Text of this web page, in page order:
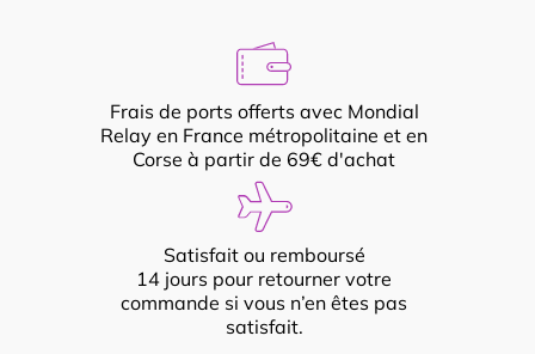
Frais de ports offerts avec Mondial
Relay en France métropolitaine et en
Corse à partir de 69€ d'achat
Satisfait ou remboursé
14 jours pour retourner votre
commande si vous n’en êtes pas
satisfait.